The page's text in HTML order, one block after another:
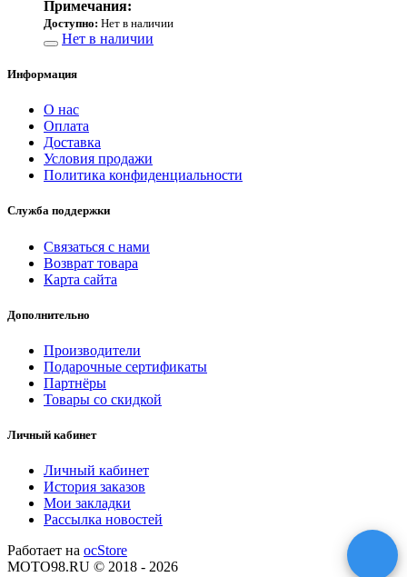
Примечания:
Доступно: Нет в наличии
Нет в наличии
Информация
О нас
Оплата
Доставка
Условия продажи
Политика конфиденциальности
Служба поддержки
Связаться с нами
Возврат товара
Карта сайта
Дополнительно
Производители
Подарочные сертификаты
Партнёры
Товары со скидкой
Личный кабинет
Личный кабинет
История заказов
Мои закладки
Рассылка новостей
Работает на ocStore
MOTO98.RU © 2018 - 2026